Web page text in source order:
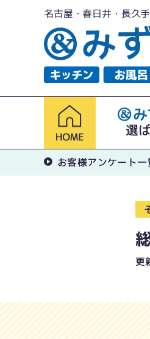
名古屋・春日井・長久
選
お客様アンケート一
更